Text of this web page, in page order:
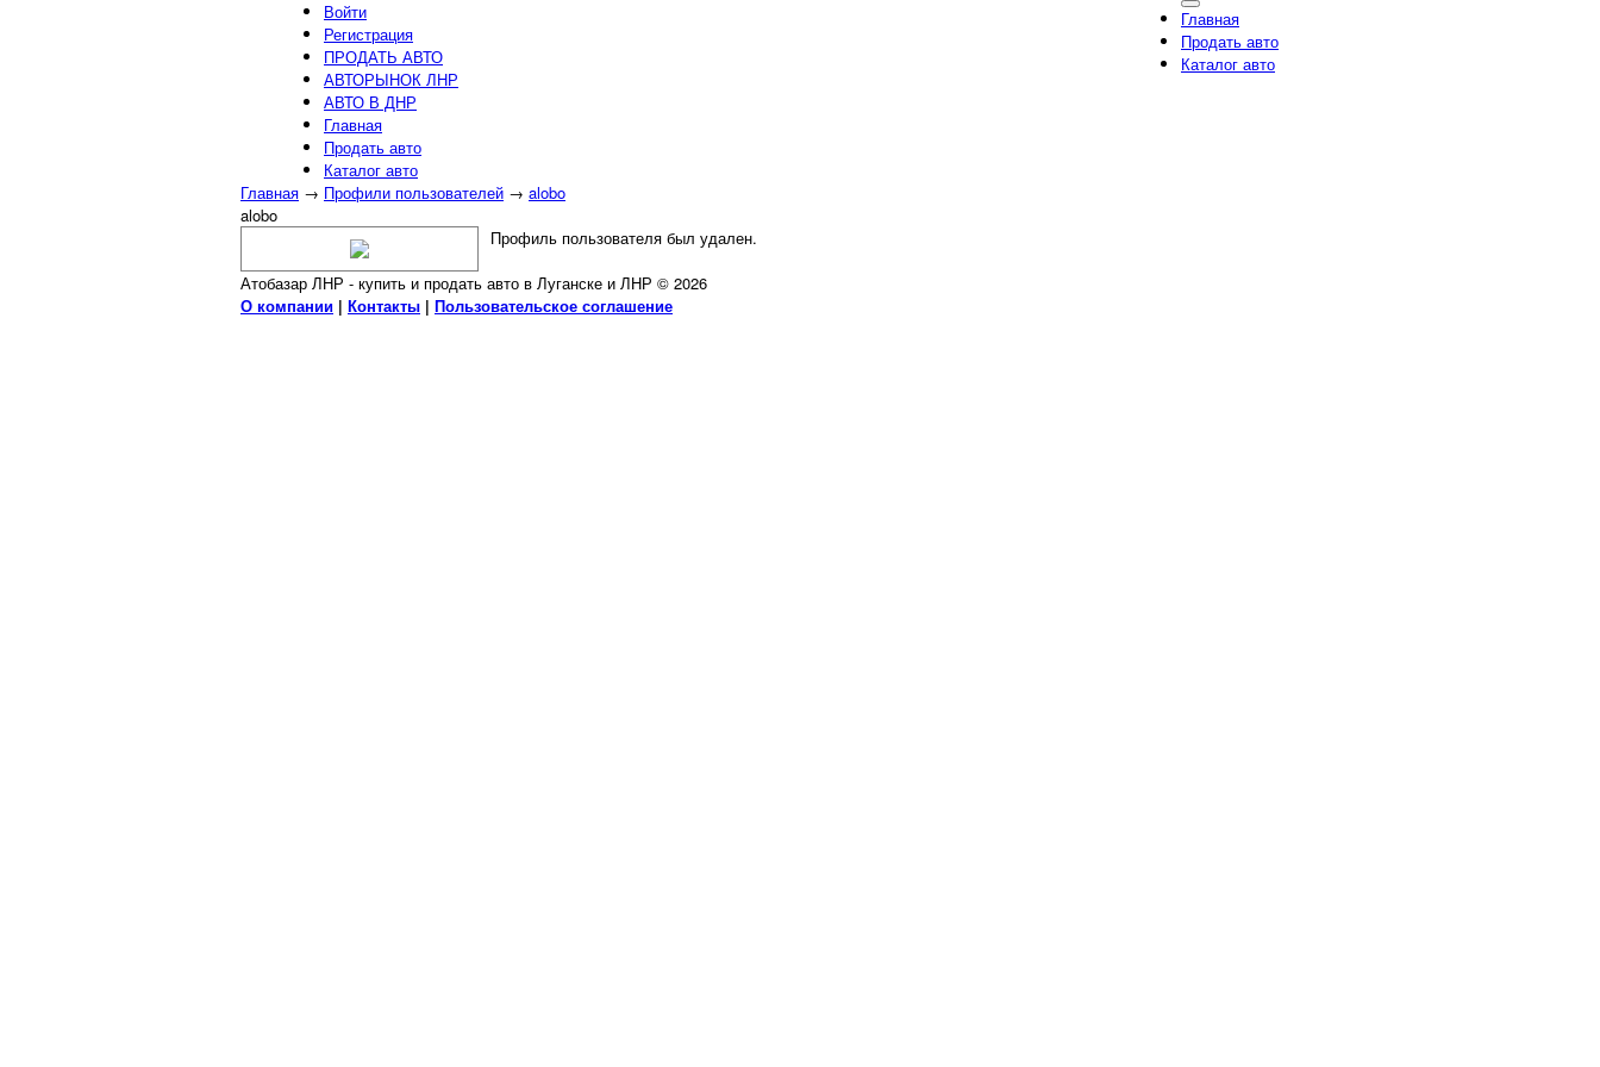
Войти
Регистрация
ПРОДАТЬ АВТО
АВТОРЫНОК ЛНР
АВТО В ДНР
Главная
Продать авто
Каталог авто
Главная
Продать авто
Каталог авто
Главная → Профили пользователей → alobo
alobo
Профиль пользователя был удален.
Атобазар ЛНР - купить и продать авто в Луганске и ЛНР © 2026
О компании | Контакты | Пользовательское соглашение